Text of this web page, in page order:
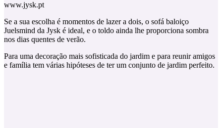
www.jysk.pt
Se a sua escolha é momentos de lazer a dois, o sofá baloiço
Juelsmind da Jysk é ideal, e o toldo ainda lhe proporciona sombra
nos dias quentes de verão.
Para uma decoração mais sofisticada do jardim e para reunir amigos
e família tem várias hipóteses de ter um conjunto de jardim perfeito.